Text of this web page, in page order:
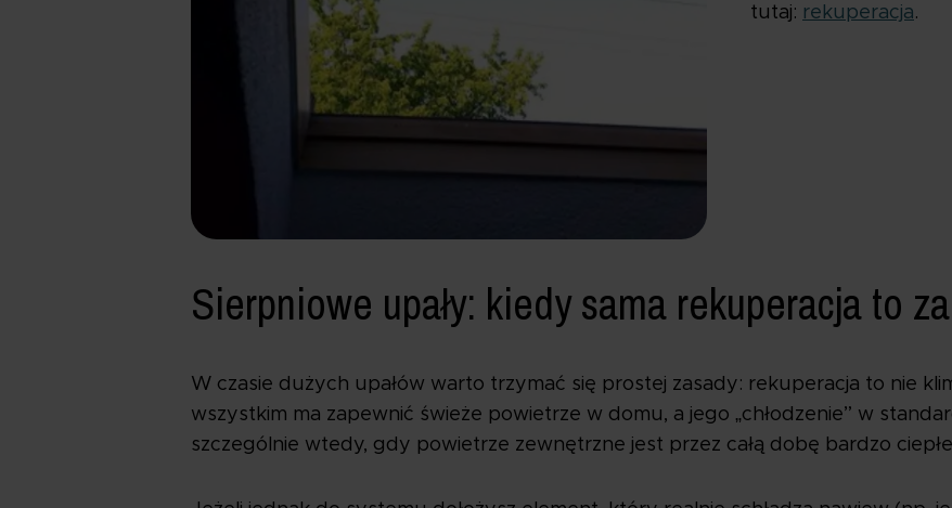
tutaj: rekuperacja.
Sierpniowe upały: kiedy sama rekuperacja to za
W czasie dużych upałów warto trzymać się prostej zasady: rekuperacja to nie
wszystkim ma zapewnić świeże powietrze w domu, a jego „chłodzenie” w
szczególnie wtedy, gdy powietrze zewnętrzne jest przez całą dobę bardzo